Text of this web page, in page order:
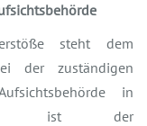
steht dem
der zuständigen
in
ist der